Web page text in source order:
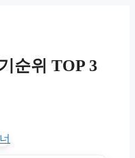
순위 TOP 3